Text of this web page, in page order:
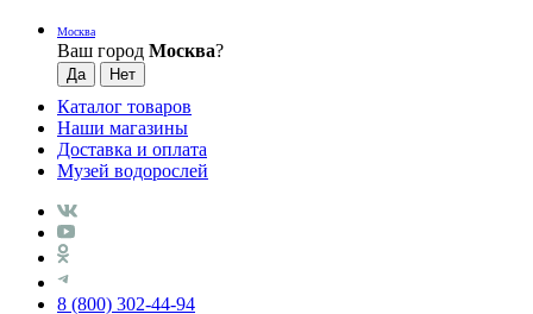
Москва
Ваш город Москва?
Каталог товаров
Наши магазины
Доставка и оплата
Музей водорослей
8 (800) 302-44-94